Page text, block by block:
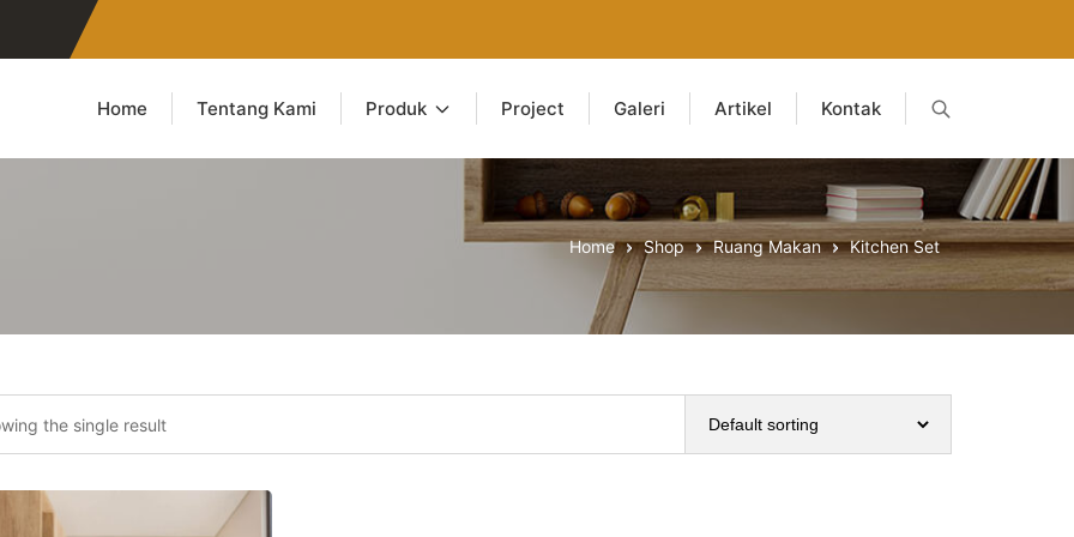
Home Tentang Kami Produk Project Galeri Artikel Kontak
Home Shop Ruang Makan Kitchen Set
the single result